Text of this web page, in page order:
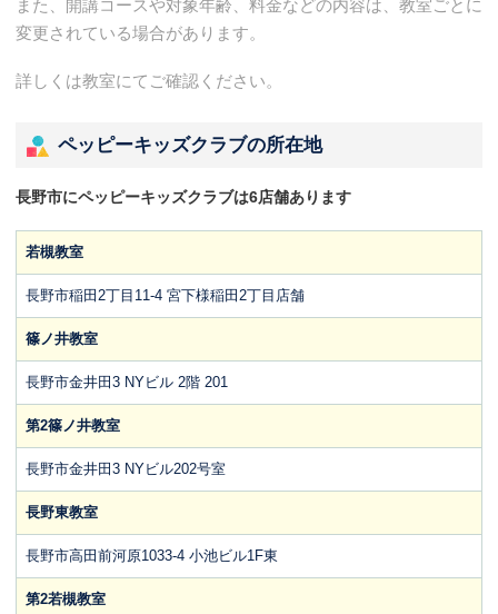
また、開講コースや対象年齢、料金などの内容は、教室ごとに
変更されている場合があります。
詳しくは教室にてご確認ください。
ペッピーキッズクラブの所在地
長野市にペッピーキッズクラブは6店舗あります
若槻教室
長野市稲田2丁目11-4 宮下様稲田2丁目店舗
篠ノ井教室
長野市金井田3 NYビル 2階 201
第2篠ノ井教室
長野市金井田3 NYビル202号室
長野東教室
長野市高田前河原1033-4 小池ビル1F東
第2若槻教室